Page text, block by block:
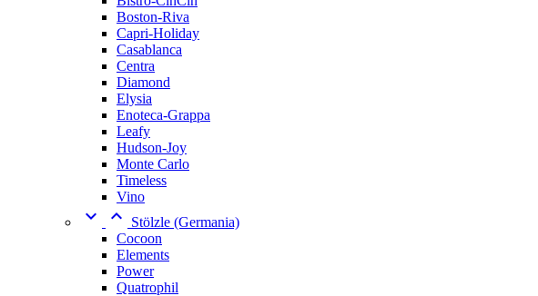
Boston-Riva
Capri-Holiday
Casablanca
Centra
Diamond
Elysia
Enoteca-Grappa
Leafy
Hudson-Joy
Monte Carlo
Timeless
Vino
 
Stölzle (Germania)
Cocoon
Elements
Power
Quatrophil